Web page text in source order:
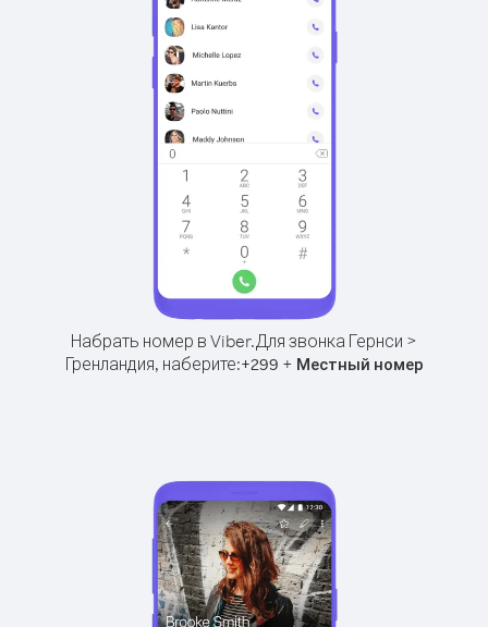
Набрать номер в Viber.Для звонка Гернси >
Гренландия, наберите:+299 + Местный номер